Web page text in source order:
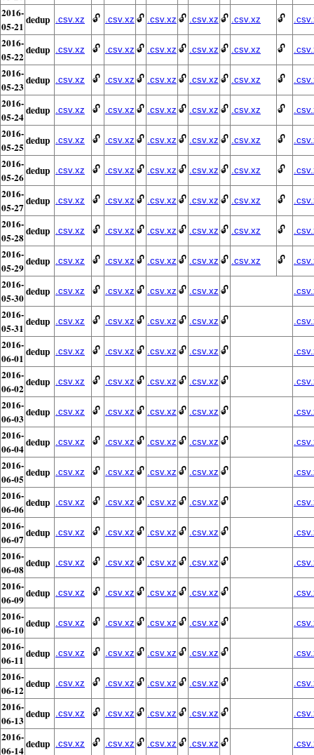
2016-
05-21 dedup .csv.xz 🔓 .csv.xz 🔓 .csv.xz 🔓 .csv.xz 🔓 .csv.xz 🔓
2016-
05-22dedup .csv.xz 🔓 .csv.xz 🔓 .csv.xz 🔓 .csv.xz 🔓 .csv.xz 🔓
2016-
05-23dedup .csv.xz 🔓 .csv.xz 🔓 .csv.xz 🔓 .csv.xz 🔓 .csv.xz 🔓
2016-
05-24dedup .csv.xz 🔓 .csv.xz 🔓 .csv.xz 🔓 .csv.xz 🔓 .csv.xz 🔓
2016-
05-25 dedup .csv.xz 🔓 .csv.xz 🔓 .csv.xz 🔓 .csv.xz 🔓 .csv.xz 🔓
2016-
05-26dedup .csv.xz 🔓 .csv.xz 🔓 .csv.xz 🔓 .csv.xz 🔓 .csv.xz 🔓
2016-
05-27dedup .csv.xz 🔓 .csv.xz 🔓 .csv.xz 🔓 .csv.xz 🔓 .csv.xz 🔓
2016-
05-28dedup .csv.xz 🔓 .csv.xz 🔓 .csv.xz 🔓 .csv.xz 🔓 .csv.xz 🔓
2016-
05-29dedup .csv.xz 🔓 .csv.xz 🔓 .csv.xz 🔓 .csv.xz 🔓 .csv.xz 🔓
2016-
05-30dedup .csv.xz 🔓 .csv.xz 🔓 .csv.xz 🔓 .csv.xz 🔓
2016-
05-31 dedup .csv.xz 🔓 .csv.xz 🔓 .csv.xz 🔓 .csv.xz 🔓
2016-
06-01 dedup .csv.xz 🔓 .csv.xz 🔓 .csv.xz 🔓 .csv.xz 🔓
2016-
06-02dedup .csv.xz 🔓 .csv.xz 🔓 .csv.xz 🔓 .csv.xz 🔓
2016-
06-03dedup .csv.xz 🔓 .csv.xz 🔓 .csv.xz 🔓 .csv.xz 🔓
2016-
06-04dedup .csv.xz 🔓 .csv.xz 🔓 .csv.xz 🔓 .csv.xz 🔓
2016-
06-05 dedup .csv.xz 🔓 .csv.xz 🔓 .csv.xz 🔓 .csv.xz 🔓
2016-
06-06dedup .csv.xz 🔓 .csv.xz 🔓 .csv.xz 🔓 .csv.xz 🔓
2016-
06-07dedup .csv.xz 🔓 .csv.xz 🔓 .csv.xz 🔓 .csv.xz 🔓
2016-
06-08dedup .csv.xz 🔓 .csv.xz 🔓 .csv.xz 🔓 .csv.xz 🔓
2016-
06-09dedup .csv.xz 🔓 .csv.xz 🔓 .csv.xz 🔓 .csv.xz 🔓
2016-
06-10dedup .csv.xz 🔓 .csv.xz 🔓 .csv.xz 🔓 .csv.xz 🔓
2016-
06-11 dedup .csv.xz 🔓 .csv.xz 🔓 .csv.xz 🔓 .csv.xz 🔓
2016-
06-12dedup .csv.xz 🔓 .csv.xz 🔓 .csv.xz 🔓 .csv.xz 🔓
2016-
06-13dedup .csv.xz 🔓 .csv.xz 🔓 .csv.xz 🔓 .csv.xz 🔓
2016-
06-14dedup .csv.xz 🔓 .csv.xz 🔓 .csv.xz 🔓 .csv.xz 🔓